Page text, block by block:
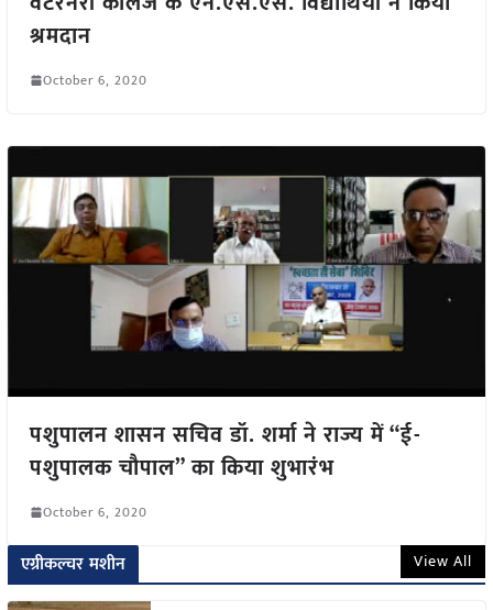
श्रमदान
October 6, 2020
पशुपालन शासन सचिव डॉ. शर्मा ने राज्य में “ई-
पशुपालक चौपाल” का किया शुभारंभ
October 6, 2020
एग्रीकल्चर मशीन View All